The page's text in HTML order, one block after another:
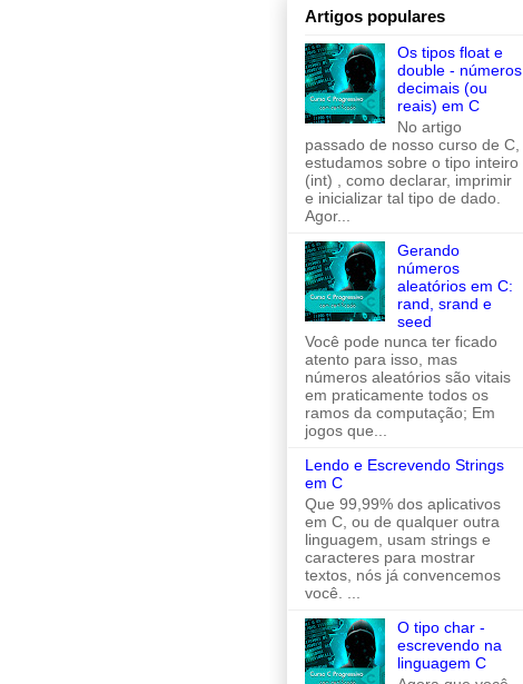
Artigos populares
Os tipos float e
double - números
decimais (ou
reais) em C
No artigo
passado de nosso curso de C,
estudamos sobre o tipo inteiro
(int) , como declarar, imprimir
e inicializar tal tipo de dado.
Agor...
Gerando
números
aleatórios em C:
rand, srand e
seed
Você pode nunca ter ficado
atento para isso, mas
números aleatórios são vitais
em praticamente todos os
ramos da computação; Em
jogos que...
Lendo e Escrevendo Strings
em C
Que 99,99% dos aplicativos
em C, ou de qualquer outra
linguagem, usam strings e
caracteres para mostrar
textos, nós já convencemos
você. ...
O tipo char -
escrevendo na
linguagem C